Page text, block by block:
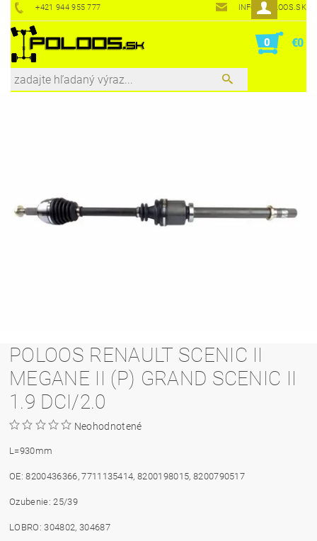
+421 944 955 777 INFO@POLOOS.SK
0 €0
POLOOS RENAULT SCENIC II
MEGANE II (P) GRAND SCENIC II
1.9 DCI/2.0
Neohodnotené
L=930mm
OE: 8200436366, 7711135414, 8200198015, 8200790517
Ozubenie: 25/39
LOBRO: 304802, 304687